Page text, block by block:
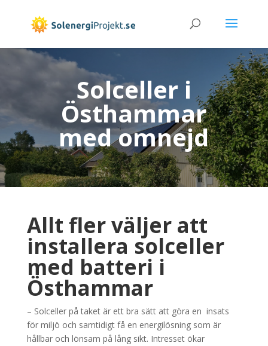
Solceller i
Östhammar
med omnejd
Allt fler väljer att
installera solceller
med batteri i
Östhammar
– Solceller på taket är ett bra sätt att göra en insats
för miljö och samtidigt få en energilösning som är
hållbar och lönsam på lång sikt. Intresset ökar